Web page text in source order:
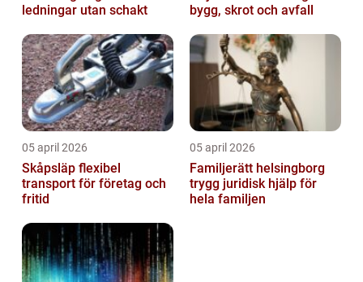
ledningar utan schakt
bygg, skrot och avfall
05 april 2026
Skåpsläp flexibel
transport för företag och
fritid
05 april 2026
Familjerätt helsingborg
trygg juridisk hjälp för
hela familjen